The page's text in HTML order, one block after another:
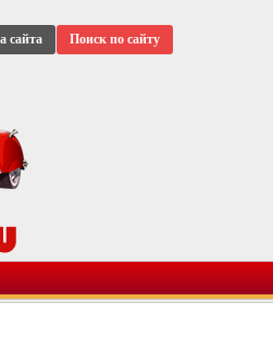
сайта Поиск по сайту